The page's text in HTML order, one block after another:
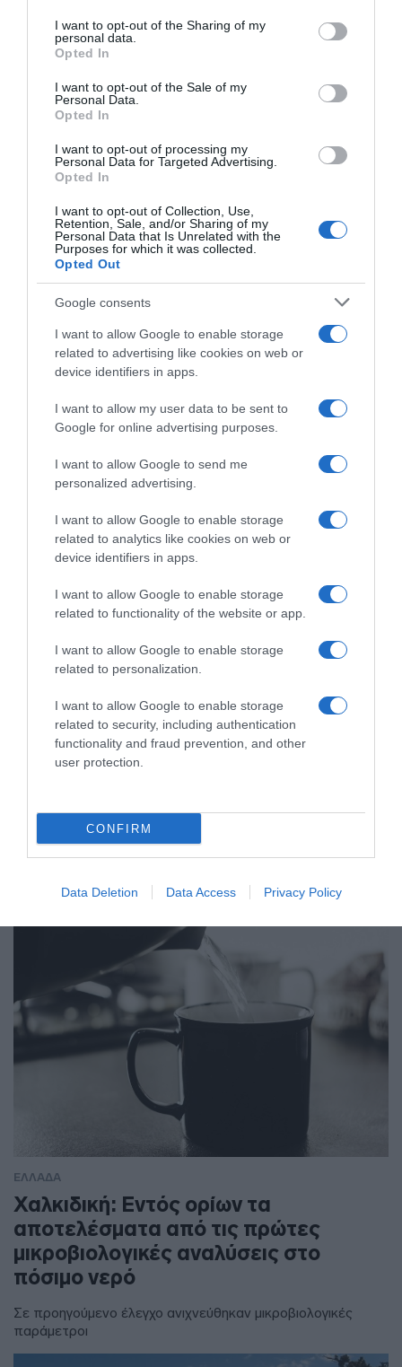
not limited to your visit or usage behaviour. You may click to
grant or deny consent to Google and its third-party tags to
use your data for below specified purposes in below Google
consent section.
I want to opt-out of the Sharing of my
personal data.
Opted In
I want to opt-out of the Sale of my
Personal Data.
Opted In
I want to opt-out of processing my
Personal Data for Targeted Advertising.
Opted In
I want to opt-out of Collection, Use,
Retention, Sale, and/or Sharing of my
Personal Data that Is Unrelated with the
Purposes for which it was collected.
Opted Out
Google consents
I want to allow Google to enable storage
related to advertising like cookies on web or
device identifiers in apps.
I want to allow my user data to be sent to
Google for online advertising purposes.
I want to allow Google to send me
personalized advertising.
I want to allow Google to enable storage
related to analytics like cookies on web or
device identifiers in apps.
I want to allow Google to enable storage
related to functionality of the website or app.
I want to allow Google to enable storage
related to personalization.
I want to allow Google to enable storage
related to security, including authentication
functionality and fraud prevention, and other
user protection.
CONFIRM
Data Deletion Data Access Privacy Policy
ΕΛΛΑΔΑ
ΕΛΛΑΔΑ
Χαλκιδική: Εντός ορίων τα
αποτελέσματα από τις πρώτες
μικροβιολογικές αναλύσεις στο
πόσιμο νερό
Σε προηγούμενο έλεγχο ανιχνεύθηκαν μικροβιολογικές
παράμετροι